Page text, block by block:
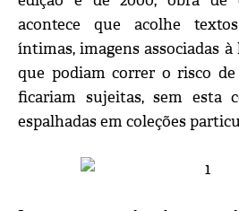
acontece que acolhe
íntimas, imagens associadas
que podiam correr o risco
ficariam sujeitas, sem esta
espalhadas em coleções